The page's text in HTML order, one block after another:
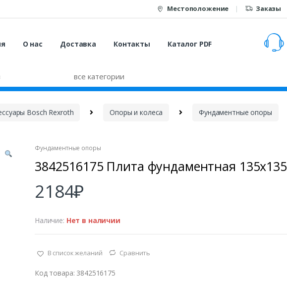
Местоположение Заказы
О нас Доставка Контакты Каталог PDF
Bosch Rexroth Опоры и колеса Фундаментные опоры
Фундаментные опоры
3842516175 Плита фундаментная 135х135
2184₽
Наличие: Нет в наличии
В список желаний Сравнить
Код товара: 3842516175